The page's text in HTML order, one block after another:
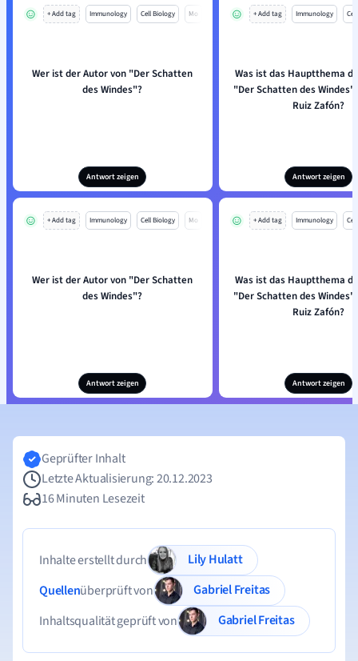
+ Add tag Immunology Cell Biology Mo
Wer ist der Autor von "Der Schatten
des Windes"?
Antwort zeigen
+ Add tag Immunology
Was ist das Hauptthema
"Der Schatten des Windes"
Ruiz Zafón?
Antwort zeigen
+ Add tag Immunology Cell Biology Mo
Wer ist der Autor von "Der Schatten
des Windes"?
Antwort zeigen
+ Add tag Immunology
Was ist das Hauptthema
"Der Schatten des Windes"
Ruiz Zafón?
Antwort zeigen
Geprüfter Inhalt
Letzte Aktualisierung: 20.12.2023
16 Minuten Lesezeit
Inhalte erstellt durch
Lily Hulatt
Quellenüberprüft von
Gabriel Freitas
Inhaltsqualität geprüft von
Gabriel Freitas